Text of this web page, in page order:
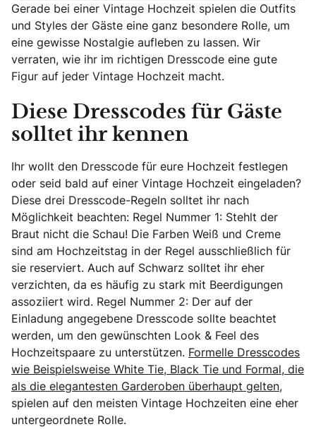
Gerade bei einer Vintage Hochzeit spielen die Outfits
und Styles der Gäste eine ganz besondere Rolle, um
eine gewisse Nostalgie aufleben zu lassen. Wir
verraten, wie ihr im richtigen Dresscode eine gute
Figur auf jeder Vintage Hochzeit macht.
Diese Dresscodes für Gäste
solltet ihr kennen
Ihr wollt den Dresscode für eure Hochzeit festlegen
oder seid bald auf einer Vintage Hochzeit eingeladen?
Diese drei Dresscode-Regeln solltet ihr nach
Möglichkeit beachten: Regel Nummer 1: Stehlt der
Braut nicht die Schau! Die Farben Weiß und Creme
sind am Hochzeitstag in der Regel ausschließlich für
sie reserviert. Auch auf Schwarz solltet ihr eher
verzichten, da es häufig zu stark mit Beerdigungen
assoziiert wird. Regel Nummer 2: Der auf der
Einladung angegebene Dresscode sollte beachtet
werden, um den gewünschten Look & Feel des
Hochzeitspaare zu unterstützen. Formelle Dresscodes
wie Beispielsweise White Tie, Black Tie und Formal, die
als die elegantesten Garderoben überhaupt gelten,
spielen auf den meisten Vintage Hochzeiten eine eher
untergeordnete Rolle.